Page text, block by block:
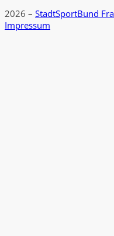
2026 – StadtSportBund
Impressum